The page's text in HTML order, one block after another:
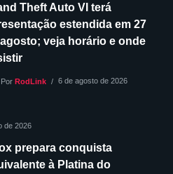
Theft Auto VI terá
estendida em 27
veja horário e onde
PorRodLink 6 de agosto de 2026
de 2026
prepara conquista
à Platina do